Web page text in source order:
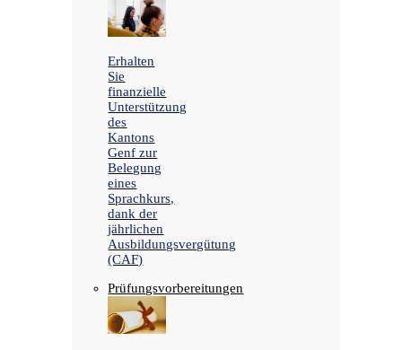
Erhalten
Sie
finanzielle
Unterstützung
des
Kantons
Genf zur
Belegung
eines
Sprachkurs,
dank der
jährlichen
Ausbildungsvergütung
(CAF)
Prüfungsvorbereitungen